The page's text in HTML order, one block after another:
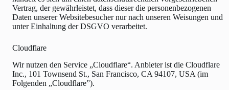
Vertrag, der gewährleistet, dass dieser die personenbezogenen
Daten unserer Websitebesucher nur nach unseren Weisungen und
unter Einhaltung der DSGVO verarbeitet.
Cloudflare
Wir nutzen den Service „Cloudflare“. Anbieter ist die Cloudflare
Inc., 101 Townsend St., San Francisco, CA 94107, USA (im
Folgenden „Cloudflare”).